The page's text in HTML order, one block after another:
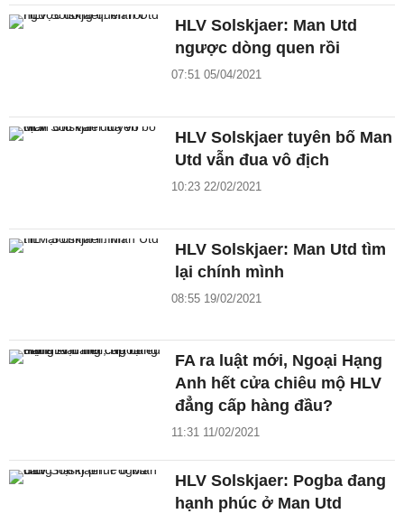
HLV Solskjaer: Man Utd
ngược dòng quen rồi
07:51 05/04/2021
HLV Solskjaer tuyên bố Man
Utd vẫn đua vô địch
10:23 22/02/2021
HLV Solskjaer: Man Utd tìm
lại chính mình
08:55 19/02/2021
FA ra luật mới, Ngoại Hạng
Anh hết cửa chiêu mộ HLV
đẳng cấp hàng đầu?
11:31 11/02/2021
HLV Solskjaer: Pogba đang
hạnh phúc ở Man Utd